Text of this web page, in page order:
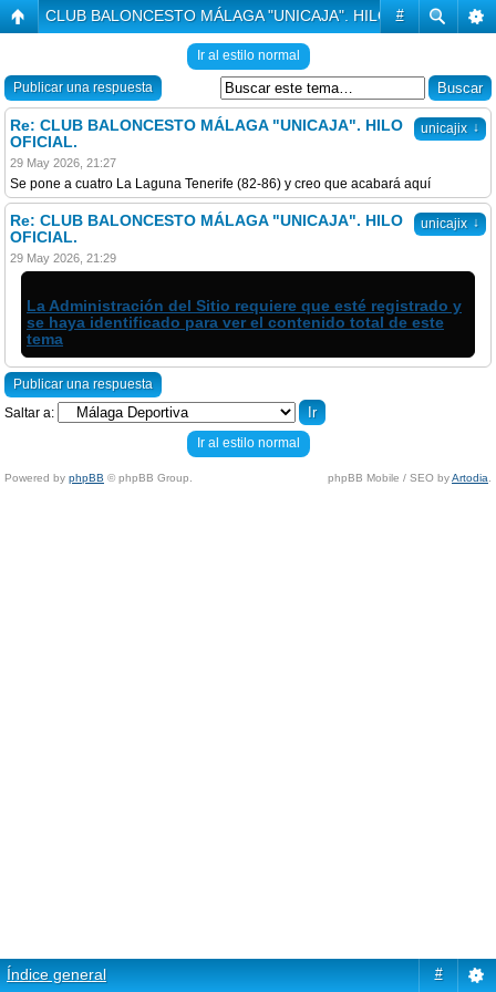
#
CLUB BALONCESTO MÁLAGA "UNICAJA". HILO OFICIAL.
Ir al estilo normal
Publicar una respuesta
unicajix ↓
Re: CLUB BALONCESTO MÁLAGA "UNICAJA". HILO
OFICIAL.
29 May 2026, 21:27
Se pone a cuatro La Laguna Tenerife (82-86) y creo que acabará aquí
unicajix ↓
Re: CLUB BALONCESTO MÁLAGA "UNICAJA". HILO
OFICIAL.
29 May 2026, 21:29
La Administración del Sitio requiere que esté registrado y
se haya identificado para ver el contenido total de este
tema
Publicar una respuesta
Saltar a:
Ir al estilo normal
Powered by phpBB © phpBB Group. phpBB Mobile / SEO byArtodia
Índice general #